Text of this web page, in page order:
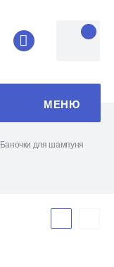
8 (4852) 33-
МЕНЮ
Баночки для шампуня